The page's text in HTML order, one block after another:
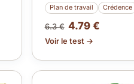
Plan de travail
Crédence
6.3 € 4.79 €
Voir le test →